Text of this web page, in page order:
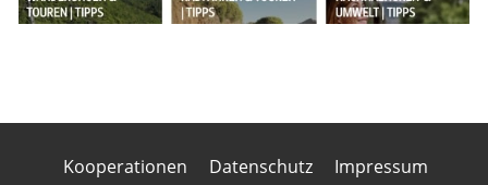
Kooperationen Datenschutz Impressum